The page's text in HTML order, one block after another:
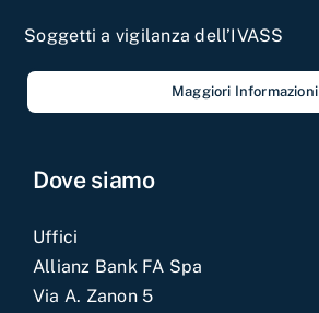
Soggetti a vigilanza dell’IVASS
Maggiori Informazioni
Dove siamo
Uffici
Allianz Bank FA Spa
Via A. Zanon 5